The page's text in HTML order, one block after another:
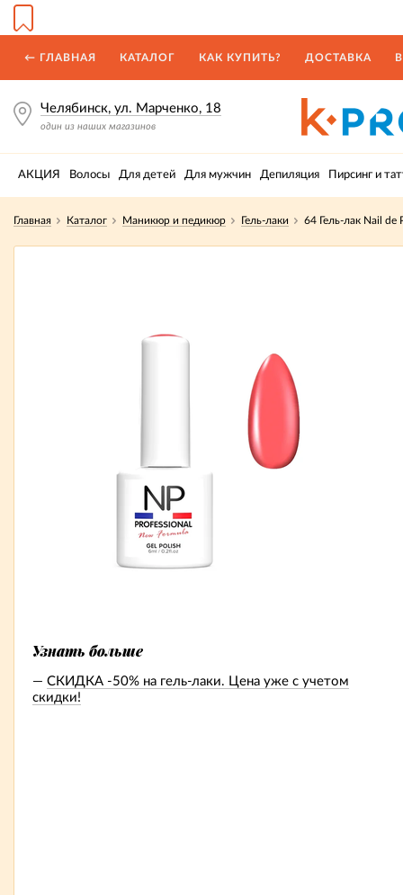
← ГЛАВНАЯ КАТАЛОГ КАК КУПИТЬ? ДОСТАВКА
Челябинск, ул. Марченко, 18
один из наших магазинов
АКЦИЯ Волосы Для детей Для мужчин Депиляция Пирсинг и
Главная Каталог Маникюр и педикюр Гель-лаки 64 Гель-лак Nail de
Узнать больше
СКИДКА -50% на гель-лаки. Цена уже с учетом
скидки!